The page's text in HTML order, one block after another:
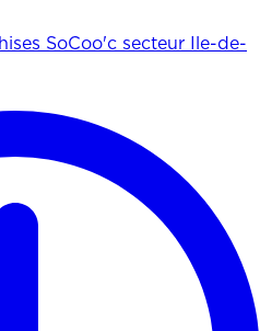
SoCoo'c secteur Ile-de-